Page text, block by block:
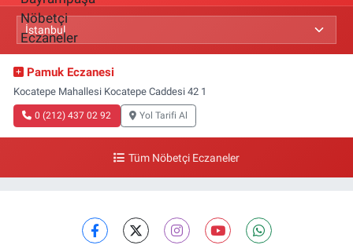
Pamuk Eczanesi
Kocatepe Mahallesi Kocatepe Caddesi 42 1
0 (212) 437 02 92 Yol Tarifi Al
Tüm Nöbetçi Eczaneler